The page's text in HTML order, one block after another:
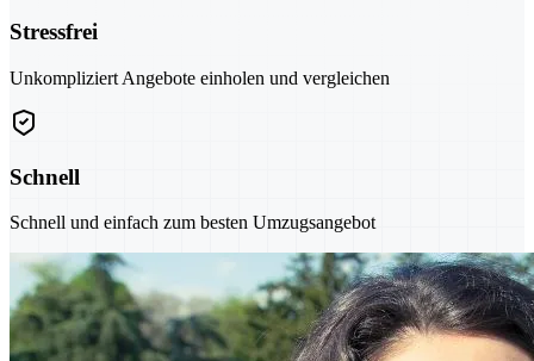
Stressfrei
Unkompliziert Angebote einholen und vergleichen
Schnell
Schnell und einfach zum besten Umzugsangebot